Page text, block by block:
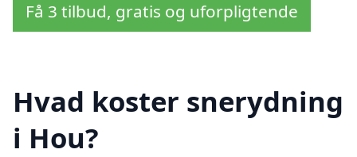
Få 3 tilbud, gratis og uforpligtende
Hvad koster snerydning
i Hou?